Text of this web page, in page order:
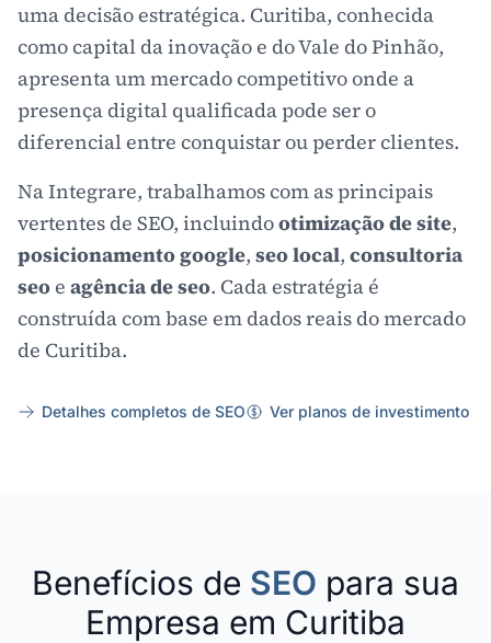
uma decisão estratégica. Curitiba, conhecida
como capital da inovação e do Vale do Pinhão,
apresenta um mercado competitivo onde a
presença digital qualificada pode ser o
diferencial entre conquistar ou perder clientes.
Na Integrare, trabalhamos com as principais
vertentes de SEO, incluindootimização de site,
posicionamento google, seo local, consultoria
seo e agência de seo. Cada estratégia é
construída com base em dados reais do mercado
de Curitiba.
Detalhes completos de SEO Ver planos de investimento
Benefícios de SEO para sua
Empresa em Curitiba